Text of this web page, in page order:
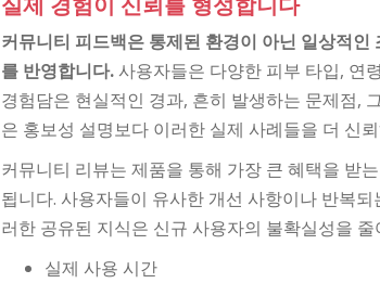
커뮤니티 피드백은 통제된 환경이 아닌 일상적
를 반영합니다. 사용자들은 다양한 피부 타입, 연
경험담은 현실적인 경과, 흔히 발생하는 문제점,
은 홍보성 설명보다 이러한 실제 사례들을 더 신
커뮤니티 리뷰는 제품을 통해 가장 큰 혜택을 받
됩니다. 사용자들이 유사한 개선 사항이나 반복
러한 공유된 지식은 신규 사용자의 불확실성을 줄
실제 사용 시간